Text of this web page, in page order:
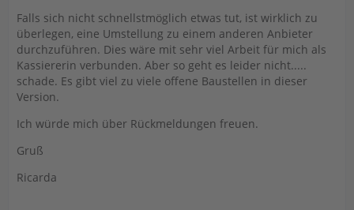
Falls sich nicht schnellstmöglich etwas tut, ist wirklich zu
überlegen, eine Umstellung zu einem anderen Anbieter
durchzuführen. Dies wäre mit sehr viel Arbeit für mich als
Kassiererin verbunden. Aber so geht es leider nicht.....
schade. Es gibt viel zu viele offene Baustellen in dieser
Version.
Ich würde mich über Rückmeldungen freuen.
Gruß
Ricarda